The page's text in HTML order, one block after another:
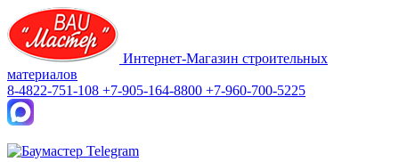
Интернет-Магазин строительных
материалов
8-4822-751-108 +7-905-164-8800 +7-960-700-5225